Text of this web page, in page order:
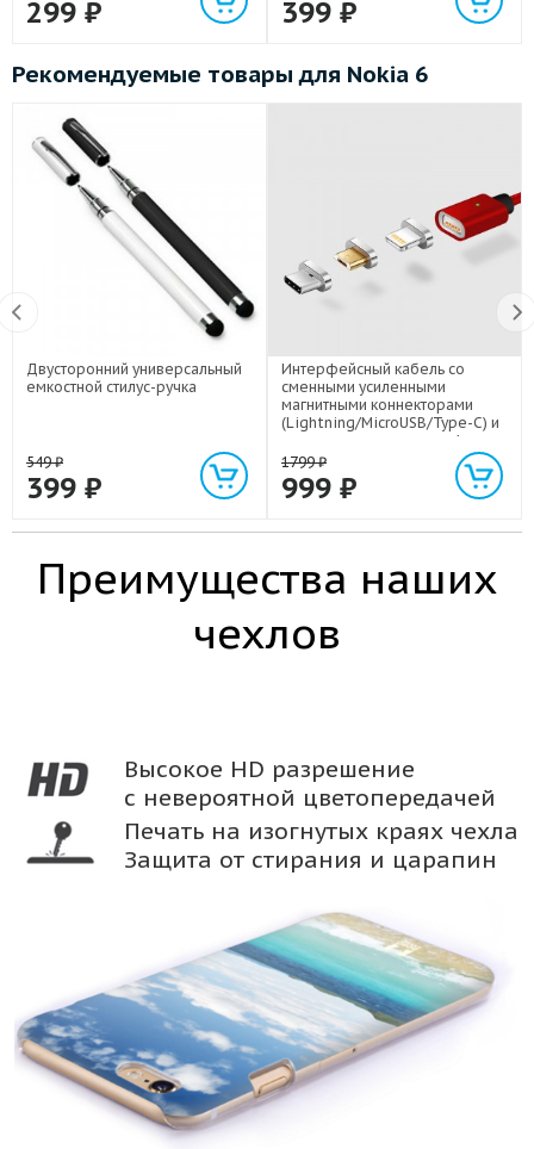
299 ₽ 399 ₽
Рекомендуемые товары для Nokia 6
Двусторонний универсальный
емкостной стилус-ручка
549₽
399 ₽
Интерфейсный кабель со
сменными усиленными
магнитными коннекторами
(Lightning/MicroUSB/Type-C) и
световым индикатором 1м
1799₽
999 ₽
Преимущества наших
чехлов
Высокое HD разрешение
с невероятной цветопередачей
Печать на изогнутых краях чехла
Защита от стирания и царапин